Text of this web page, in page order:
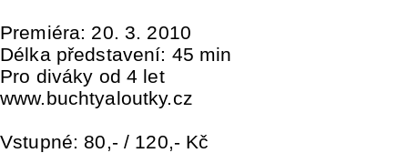
Premiéra: 20. 3. 2010
Délka představení: 45 min
Pro diváky od 4 let
www.buchtyaloutky.cz
Vstupné: 80,- / 120,- Kč